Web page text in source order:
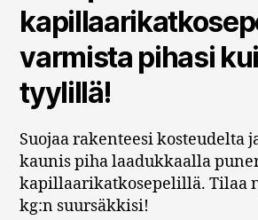
varmista pihasi
tyylillä!
Suojaa rakenteesi kosteudelta
kaunis piha laadukkaalla
kapillaarikatkosepelillä. Tilaa
kg:n suursäkkisi!